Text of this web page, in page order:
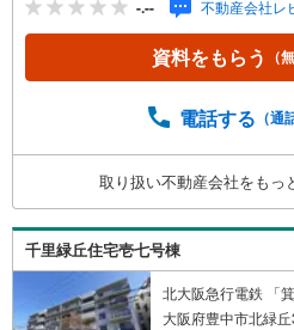
-.-- 不動産会社レ
資料をもらう （
電話する （通
取り扱い不動産会社をもっ
千里緑丘住宅壱七号棟
北大阪急行電鉄 「
大阪府豊中市北緑